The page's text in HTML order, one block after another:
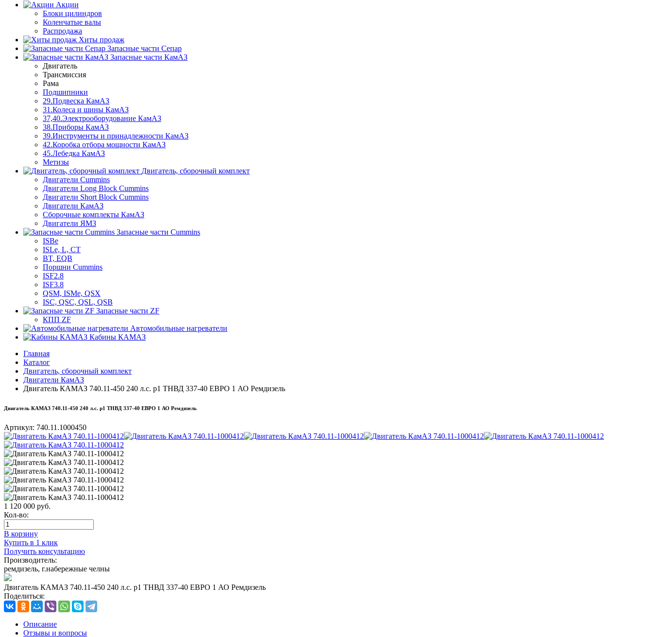
Акции
Блоки цилиндров
Коленчатые валы
Распродажа
Хиты продаж
Запасные части Сепар
Запасные части КамАЗ
Двигатель
Трансмиссия
Рама
Подшипники
29.Подвеска КамАЗ
31.Колеса и шины КамАЗ
37,40.Электрооборудование КамАЗ
38.Приборы КамАЗ
39.Инструменты и принадлежности КамАЗ
42.Коробка отбора мощности КамАЗ
45.Лебедка КамАЗ
Метизы
Двигатель, сборочный комплект
Двигатели Cummins
Двигатели Long Bloсk Cummins
Двигатели Short Bloсk Cummins
Двигатели КамАЗ
Сборочные комплекты КамАЗ
Двигатели ЯМЗ
Запасные части Cummins
ISBe
ISLe, L, CT
BT, EQB
Поршни Cummins
ISF2.8
ISF3.8
QSM, ISMe, QSX
ISC, QSC, QSL, QSB
Запасные части ZF
КПП ZF
Автомобильные нагреватели
Кабины КАМАЗ
Главная
Каталог
Двигатель, сборочный комплект
Двигатели КамАЗ
Двигатель КАМАЗ 740.11-450 240 л.с. р1 ТНВД 337-40 ЕВРО 1 АО Ремдизель
Двигатель КАМАЗ 740.11-450 240 л.с. р1 ТНВД 337-40 ЕВРО 1 АО Ремдизель
Артикул: 740.11.1000450
1 120 000 руб.
Кол-во:
В корзину
Купить в 1 клик
Получить консультацию
Производитель:
ремдизель, г.набережные челны
Двигатель КАМАЗ 740.11-450 240 л.с. р1 ТНВД 337-40 ЕВРО 1 АО Ремдизель
Поделиться:
Описание
Отзывы и вопросы